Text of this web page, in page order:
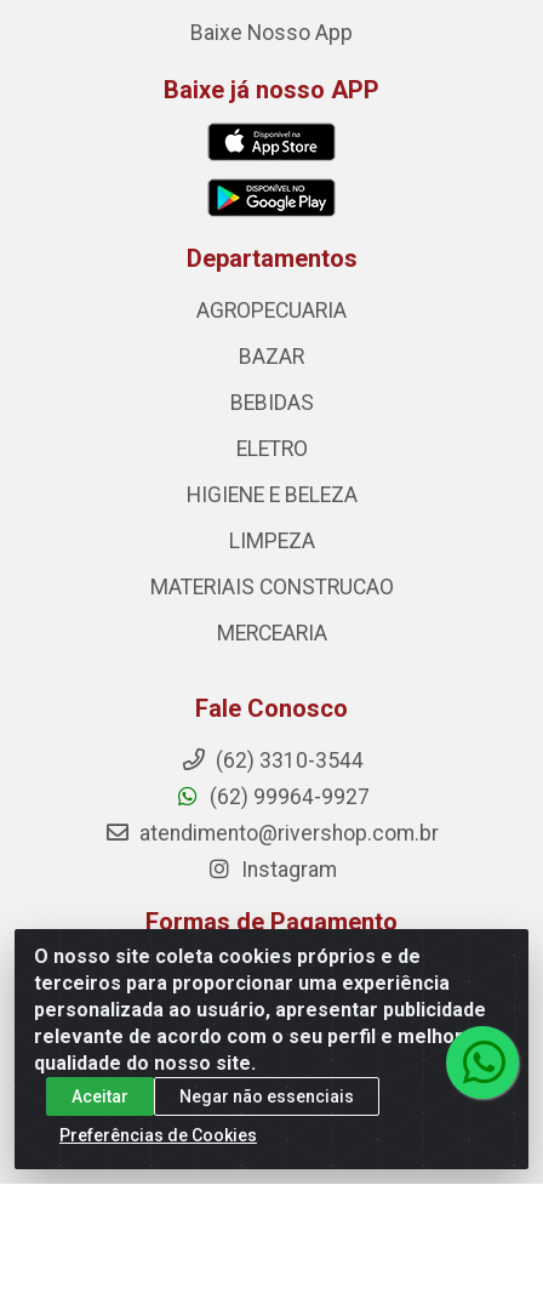
O nosso site coleta cookies próprios e de
terceiros para proporcionar uma experiência
personalizada ao usuário, apresentar publicidade
relevante de acordo com o seu perfil e melhorar a
qualidade do nosso site.
Aceitar
Negar não essenciais
Preferências de Cookies
Baixe Nosso App
Baixe já nosso APP
Departamentos
AGROPECUARIA
BAZAR
BEBIDAS
ELETRO
HIGIENE E BELEZA
LIMPEZA
MATERIAIS CONSTRUCAO
MERCEARIA
Fale Conosco
(62) 3310-3544
(62) 99964-9927
atendimento@rivershop.com.br
Instagram
Formas de Pagamento
Site Seguro